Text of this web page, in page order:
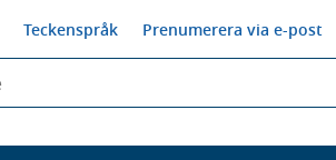
Teckenspråk Prenumerera via e-post